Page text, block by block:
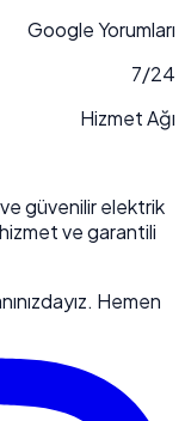
Google Yorumları
7/24
Hizmet Ağı
güvenilir elektrik
ve garantili
Hemen